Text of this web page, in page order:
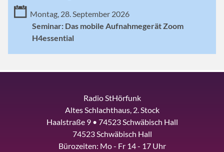
Montag, 28. September 2026
Seminar: Das mobile Aufnahmegerät Zoom
H4essential
Radio StHörfunk
Altes Schlachthaus, 2. Stock
Haalstraße 9 • 74523 Schwäbisch Hall
74523 Schwäbisch Hall
Bürozeiten: Mo - Fr 14 - 17 Uhr